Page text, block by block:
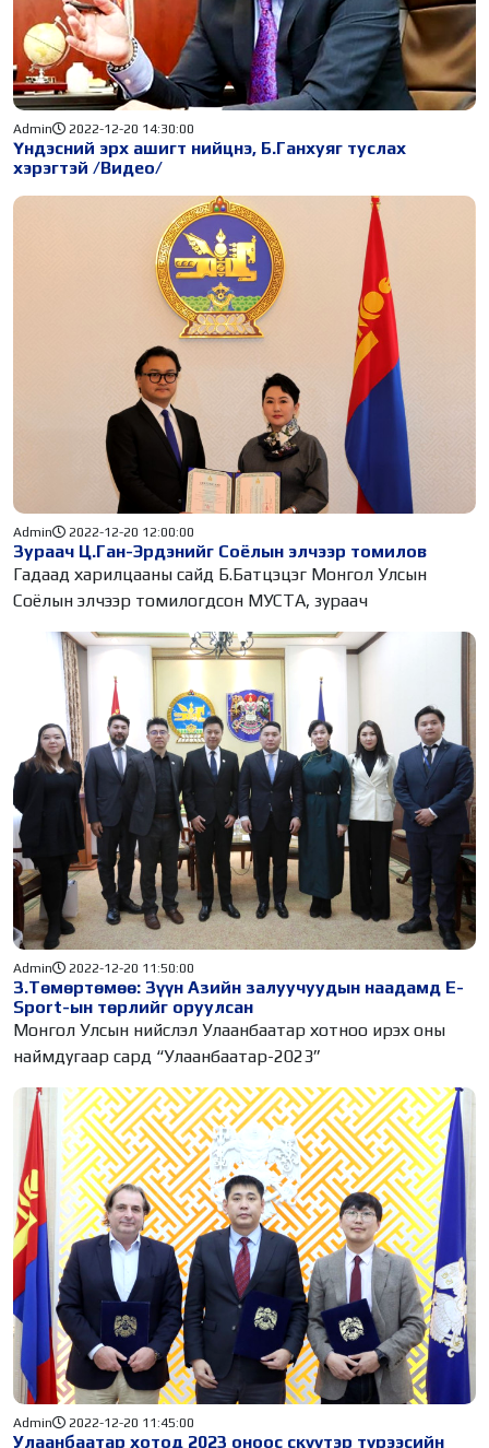
Үндэсний эрх ашигт нийцнэ, Б.Ганхуяг туслах
хэрэгтэй /Видео/
Admin 2022-12-20 14:30:00
Зураач Ц.Ган-Эрдэнийг Соёлын элчээр томилов
Admin 2022-12-20 12:00:00
Гадаад харилцааны сайд Б.Батцэцэг Монгол Улсын
Соёлын элчээр томилогдсон МУСТА, зураач
З.Төмөртөмөө: Зүүн Азийн залуучуудын наадамд E-
Sport-ын төрлийг оруулсан
Admin 2022-12-20 11:50:00
Монгол Улсын нийслэл Улаанбаатар хотноо ирэх оны
наймдугаар сард “Улаанбаатар-2023”
Улаанбаатар хотод 2023 оноос скүүтэр түрээсийн
Admin 2022-12-20 11:45:00